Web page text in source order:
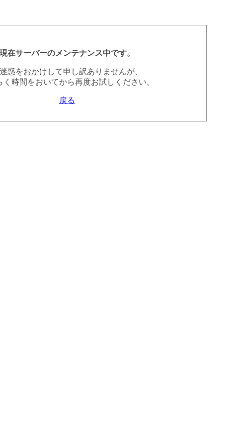
現在サーバーのメンテナンス中です。
惑をおかけして申し訳ありませんが、
く時間をおいてから再度お試しください。
戻る